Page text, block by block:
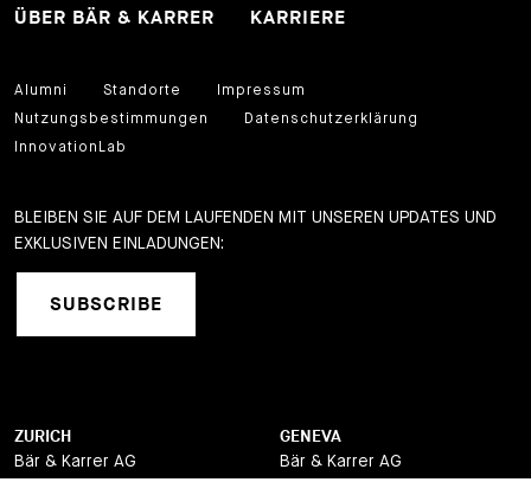
ÜBER BÄR & KARRER
KARRIERE
Alumni Standorte
Impressum
Nutzungsbestimmungen
Datenschutzerklärung
InnovationLab
BLEIBEN SIE AUF DEM LAUFENDEN MIT UNSEREN UPDATES UND
EXKLUSIVEN EINLADUNGEN:
SUBSCRIBE
ZURICH
Bär & Karrer AG
GENEVA
Bär & Karrer AG